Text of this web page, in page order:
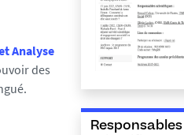
Analyse
des
Responsables